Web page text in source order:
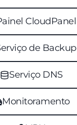
CloudPanel
de Backup
Serviço DNS
Monitoramento